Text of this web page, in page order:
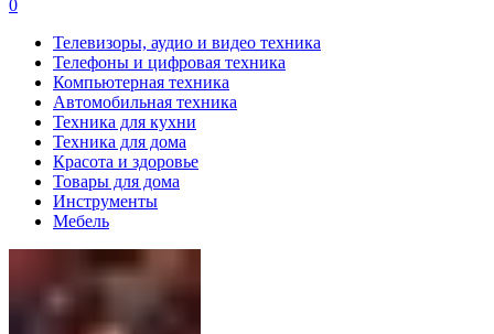
0
Телевизоры, аудио и видео техника
Телефоны и цифровая техника
Компьютерная техника
Автомобильная техника
Техника для кухни
Техника для дома
Красота и здоровье
Товары для дома
Инструменты
Мебель